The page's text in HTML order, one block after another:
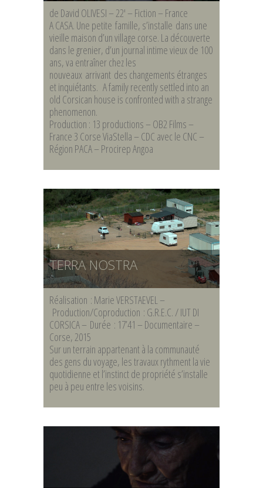
de David OLIVESI – 22′ – Fiction – France
A CASA. Une petite famille, s’installe dans une
vieille maison d’un village corse. La découverte
dans le grenier, d’un journal intime vieux de 100
ans, va entraîner chez les
nouveaux arrivant des changements étranges
et inquiétants. A family recently settled into an
old Corsican house is confronted with a strange
phenomenon.
Production : 13 productions – OB2 Films –
France 3 Corse ViaStella – CDC avec le CNC –
Région PACA – Procirep Angoa
TERRA NOSTRA
Réalisation : Marie VERSTAEVEL –
Production/Coproduction : G.R.E.C. / IUT DI
CORSICA – Durée : 17’41 – Documentaire –
Corse, 2015
Sur un terrain appartenant à la communauté
des gens du voyage, les travaux rythment la vie
quotidienne et l’instinct de propriété s’installe
peu à peu entre les voisins.